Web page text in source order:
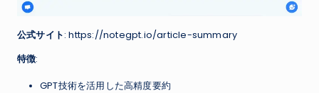
公式サイト: https://notegpt.io/article-summary
特徴:
GPT技術を活用した高精度要約